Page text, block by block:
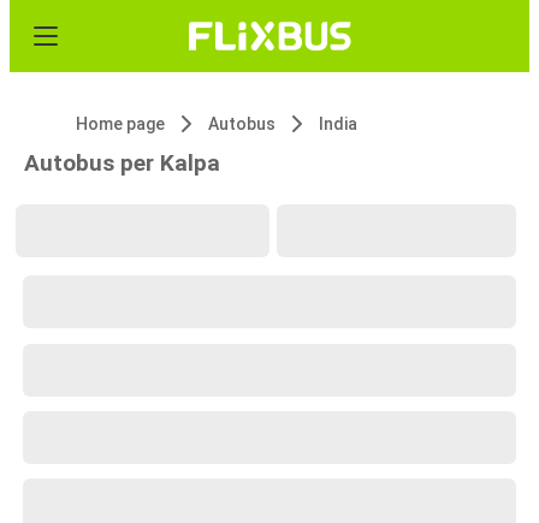
Home page Autobus India
Autobus per Kalpa